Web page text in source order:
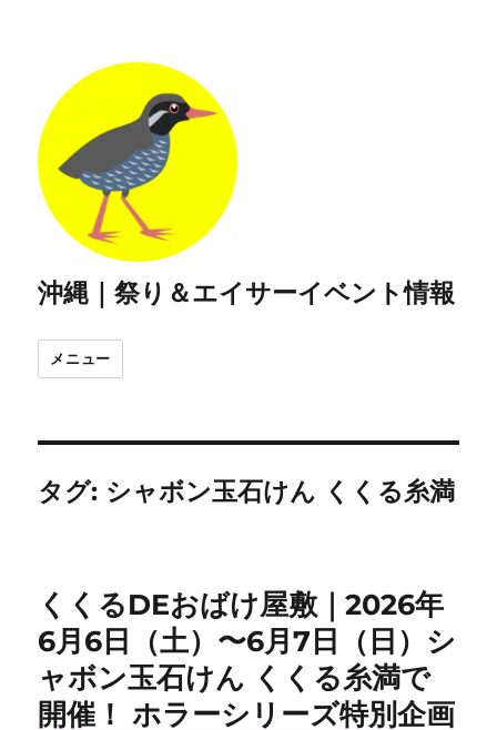
沖縄｜祭り＆エイサーイベント情報
メニュー
タグ: シャボン玉石けん くくる糸満
くくるDEおばけ屋敷｜2026年
6月6日（土）〜6月7日（日）シ
ャボン玉石けん くくる糸満で
開催！ ホラーシリーズ特別企画